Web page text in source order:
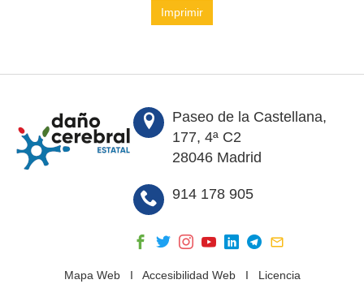
Imprimir
Paseo de la Castellana,
177, 4ª C2
28046 Madrid
914 178 905
Mapa WebI Accesibilidad WebI Licencia